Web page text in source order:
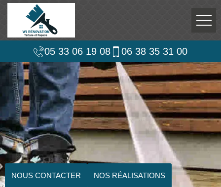
05 33 06 19 08 06 38 35 31 00
NOUS CONTACTER NOS RÉALISATIONS